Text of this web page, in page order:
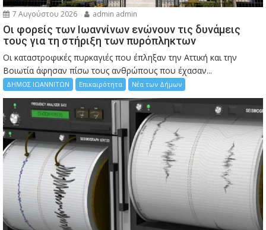
7 Αυγούστου 2026 admin admin
Οι φορείς των Ιωαννίνων ενώνουν τις δυνάμεις
τους για τη στήριξη των πυρόπληκτων
Οι καταστροφικές πυρκαγιές που έπληξαν την Αττική και την
Bοιωτία άφησαν πίσω τους ανθρώπους που έχασαν...
ΔΗΜΟΣ ΙΩΑΝΝΙΤΩΝ Επικαιρότητα Νέα των Δήμων